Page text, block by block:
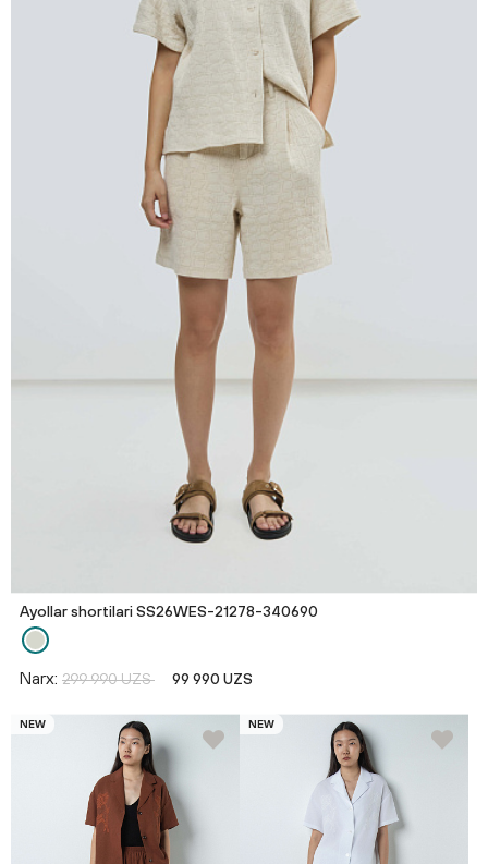
Ayollar shortilari SS26WES-21278-340690
Narx: 299 990 UZS 99 990 UZS
NEW NEW